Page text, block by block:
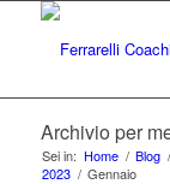
Archivio per
Sei in: Home / Blog /
2023 / Gennaio